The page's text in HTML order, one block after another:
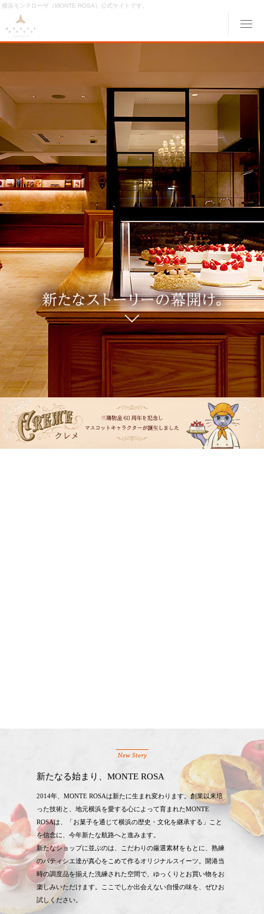
横浜モンテローザ（MONTE ROSA）公式サイトです。
モンテローザについて
ORIGINAL ORDER オリジナルオーダー
GALLERYギャラリー
ACCESS交通アクセス
MONTE ROSA Online Shop オンライン ショップ
CAKE RESERVE ケーキWeb予約
新たなる始まり、MONTE ROSA
2014年、MONTE ROSAは新たに生まれ変わります。創業以来培
った技術と、地元横浜を愛する心によって育まれたMONTE
ROSAは、「お菓子を通じて横浜の歴史・文化を継承する」こと
を信念に、今年新たな航路へと進みます。
新たなショップに並ぶのは、こだわりの厳選素材をもとに、熟練
のパティシエ達が真心をこめて作るオリジナルスイーツ。開港当
時の調度品を揃えた洗練された空間で、ゆっくりとお買い物をお
楽しみいただけます。ここでしか出会えない自慢の味を、ぜひお
試しください。